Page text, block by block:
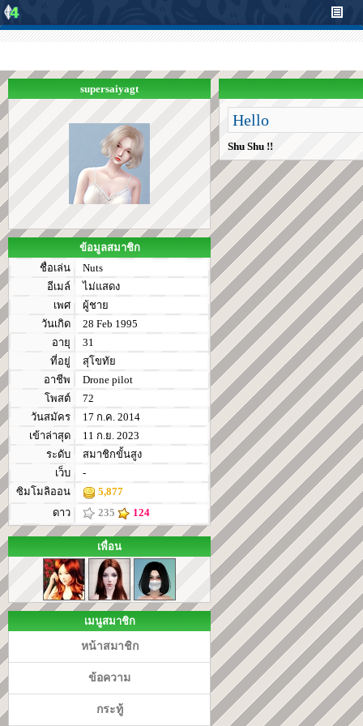
supersaiyagt
ข้อมูลสมาชิก
ชื่อเล่น
Nuts
อีเมล์
ไม่แสดง
เพศ
ผู้ชาย
วันเกิด
28 Feb 1995
อายุ
31
ที่อยู่
สุโขทัย
อาชีพ
Drone pilot
โพสต์
72
วันสมัคร
17 ก.ค. 2014
เข้าล่าสุด
11 ก.ย. 2023
ระดับ
สมาชิกขั้นสูง
เว็บ
-
ซิมโมลิออน
5,877
ดาว
235 124
เพื่อน
เมนูสมาชิก
หน้าสมาชิก
ข้อความ
กระทู้
Hello
Shu Shu !!